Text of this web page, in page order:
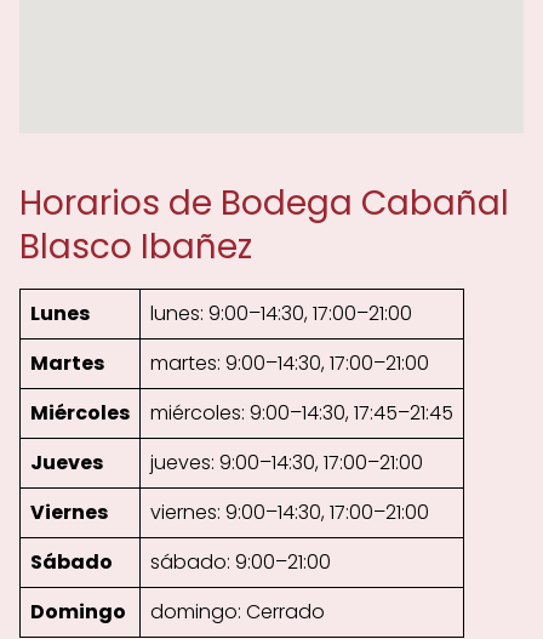
Horarios de Bodega Cabañal
Blasco Ibañez
Lunes
lunes: 9:00–14:30, 17:00–21:00
Martes
martes: 9:00–14:30, 17:00–21:00
Miércoles
miércoles: 9:00–14:30, 17:45–21:45
Jueves
jueves: 9:00–14:30, 17:00–21:00
Viernes
viernes: 9:00–14:30, 17:00–21:00
Sábado
sábado: 9:00–21:00
Domingo
domingo: Cerrado